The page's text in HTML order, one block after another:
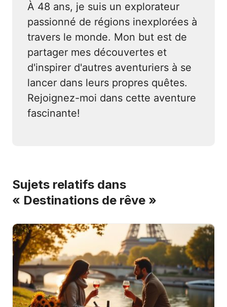
À 48 ans, je suis un explorateur
passionné de régions inexplorées à
travers le monde. Mon but est de
partager mes découvertes et
d'inspirer d'autres aventuriers à se
lancer dans leurs propres quêtes.
Rejoignez-moi dans cette aventure
fascinante!
Sujets relatifs dans
« Destinations de rêve »